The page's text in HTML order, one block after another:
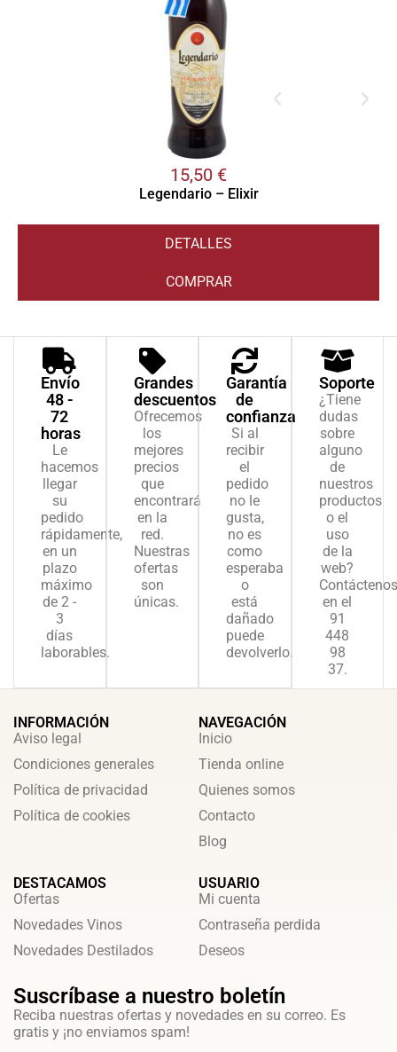
15,50 €
Legendario – Elixir
DETALLES
COMPRAR
Envío
48 -
72
horas
Le
hacemos
llegar
su
pedido
rápidamente,
en un
plazo
máximo
de 2 -
3
días
laborables.
Grandes
descuentos
Ofrecemos
los
mejores
precios
que
encontrará
en la
red.
Nuestras
ofertas
son
únicas.
Garantía
de
confianza
Si al
recibir
el
pedido
no le
gusta,
no es
como
esperaba
o
está
dañado
puede
devolverlo.
Soporte
¿Tiene
dudas
sobre
alguno
de
nuestros
productos
o el
uso
de la
web?
Contáctenos
en el
91
448
98
37.
INFORMACIÓN
Aviso legal
Condiciones generales
Política de privacidad
Política de cookies
NAVEGACIÓN
Inicio
Tienda online
Quienes somos
Contacto
Blog
DESTACAMOS
Ofertas
Novedades Vinos
Novedades Destilados
USUARIO
Mi cuenta
Contraseña perdida
Deseos
Suscríbase a nuestro boletín
Reciba nuestras ofertas y novedades en su correo. Es
gratis y ¡no enviamos spam!